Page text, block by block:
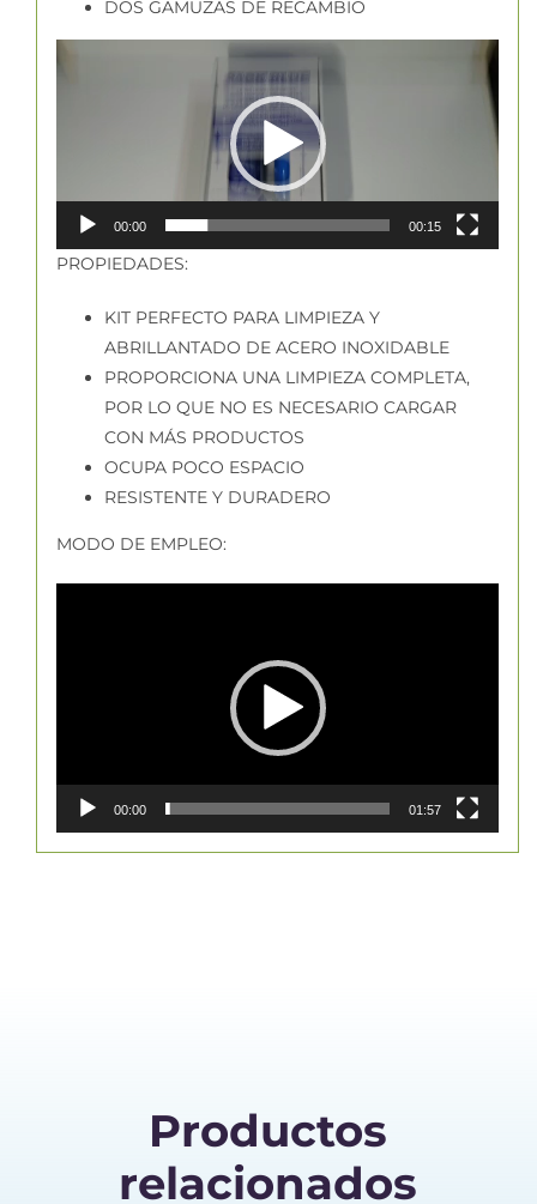
DOS GAMUZAS DE RECAMBIO
00:00 00:15
PROPIEDADES:
KIT PERFECTO PARA LIMPIEZA Y
ABRILLANTADO DE ACERO INOXIDABLE
PROPORCIONA UNA LIMPIEZA COMPLETA,
POR LO QUE NO ES NECESARIO CARGAR
CON MÁS PRODUCTOS
OCUPA POCO ESPACIO
RESISTENTE Y DURADERO
MODO DE EMPLEO:
00:00 01:57
Productos
relacionados